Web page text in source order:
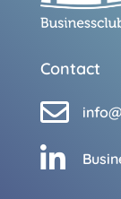
Contact

